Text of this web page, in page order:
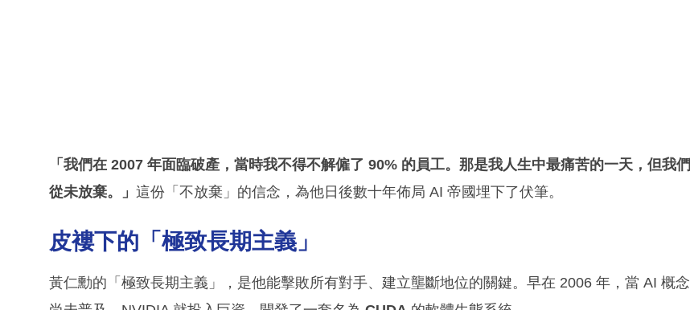
「我們在 2007 年面臨破產，當時我不得不解僱了 90% 的員工。那是我人生中最痛苦的一天，但我們
從未放棄。」 這份「不放棄」的信念，為他日後數十年佈局 AI 帝國埋下了伏筆。
皮褸下的「極致長期主義」
黃仁勳的「極致長期主義」，是他能擊敗所有對手、建立壟斷地位的關鍵。早在 2006 年，當 AI 概念